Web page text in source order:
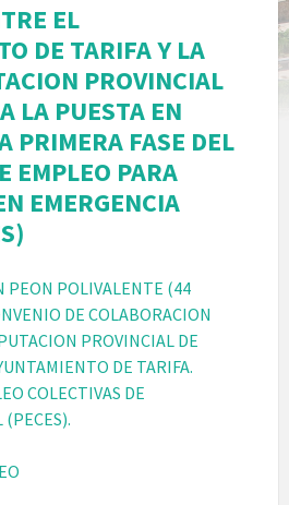
EL
DE TARIFA Y LA
PROVINCIAL
LA PUESTA EN
PRIMERA FASE DEL
EMPLEO PARA
EMERGENCIA
PEON POLIVALENTE (44
DE COLABORACION
PROVINCIAL DE
DE TARIFA.
COLECTIVAS DE
(PECES).